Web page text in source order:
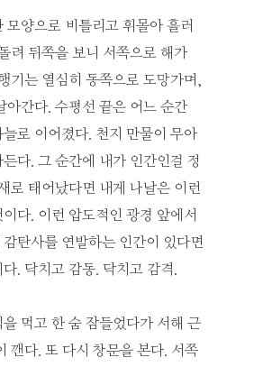
모양으로 비틀리고 휘몰아 흘러
려 뒤쪽을 보니 서쪽으로 해가
기는 열심히 동쪽으로 도망가며,
아간다. 수평선 끝은 어느 순간
로 이어졌다. 천지 만물이 무아
다. 그 순간에 내가 인간인걸 정
로 태어났다면 내게 나날은 이런
다. 이런 압도적인 광경 앞에서
탄사를 연발하는 인간이 있다면
. 닥치고 감동. 닥치고 감격.
먹고 한 숨 잠들었다가 서해 근
깬다. 또 다시 창문을 본다. 서쪽